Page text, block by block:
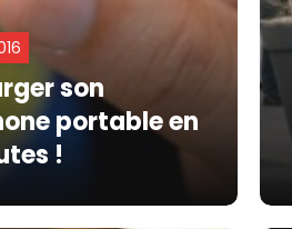
son
portable en
!